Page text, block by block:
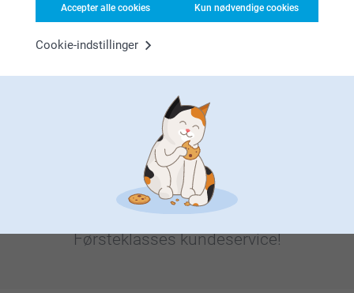
Accepter alle cookies Kun nødvendige cookies
Cookie-indstillinger
Leder du efter inspiration?
Førsteklasses kundeservice!